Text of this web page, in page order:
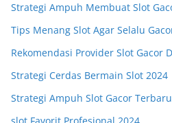
Strategi Ampuh Membuat Slot
Tips Menang Slot Agar Selalu
Rekomendasi Provider Slot Gacor
Strategi Cerdas Bermain Slot 2024
Strategi Ampuh Slot Gacor Terbaru